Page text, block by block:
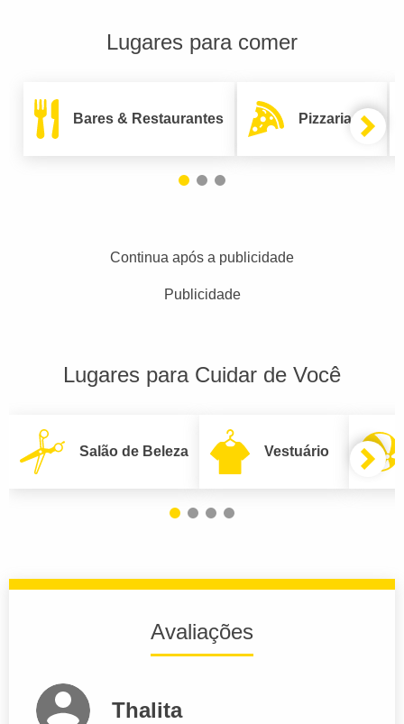
Lugares para comer
Bares & Restaurantes Pizzarias
Continua após a publicidade
Publicidade
Lugares para Cuidar de Você
Salão de Beleza Vestuário
Avaliações
Thalita